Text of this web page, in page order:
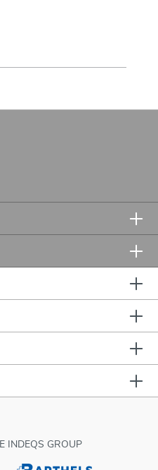
INDEQS GROUP